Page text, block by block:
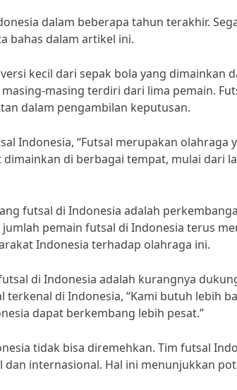
dalam beberapa tahun terakhir.
bahas dalam artikel ini.
kecil dari sepak bola yang dimainkan
masing terdiri dari lima pemain.
dalam pengambilan keputusan.
Indonesia, “Futsal merupakan olahraga
di berbagai tempat, mulai dari
futsal di Indonesia adalah
pemain futsal di Indonesia terus
Indonesia terhadap olahraga ini.
di Indonesia adalah kurangnya
di Indonesia, “Kami butuh lebih
dapat berkembang lebih pesat.”
tidak bisa diremehkan. Tim futsal
internasional. Hal ini menunjukkan